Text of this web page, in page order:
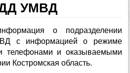
УМВД
о подразделении
с информацией о режиме
телефонами и оказываемыми
Костромская область.